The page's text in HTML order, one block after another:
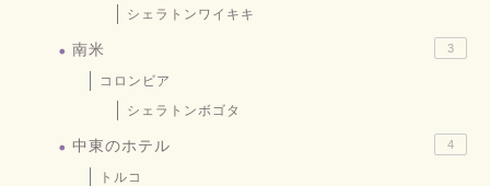
シェラトンワイキキ
南米 3
コロンビア
シェラトンボゴタ
中東のホテル 4
トルコ